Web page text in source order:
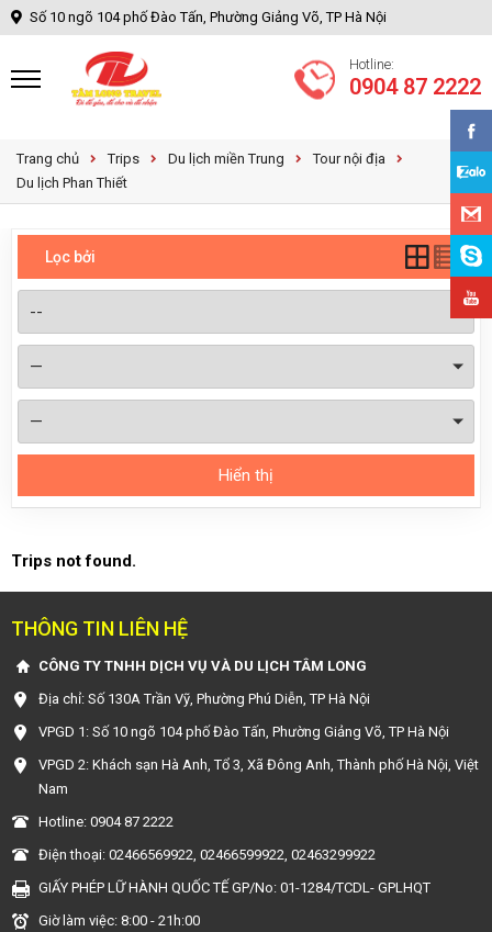
Số 10 ngõ 104 phố Đào Tấn, Phường Giảng Võ, TP Hà Nội
Hotline:
0904 87 2222
Trang chủ Trips Du lịch miền Trung
Tour nội địa
Du lịch Phan Thiết
Lọc bởi
Hiển thị
Trips not found.
THÔNG TIN LIÊN HỆ
CÔNG TY TNHH DỊCH VỤ VÀ DU LỊCH TÂM LONG
Địa chỉ: Số 130A Trần Vỹ, Phường Phú Diễn, TP Hà Nội
VPGD 1: Số 10 ngõ 104 phố Đào Tấn, Phường Giảng Võ, TP Hà Nội
VPGD 2: Khách sạn Hà Anh, Tổ 3, Xã Đông Anh, Thành phố Hà Nội, Việt
Nam
Hotline: 0904 87 2222
Điện thoại: 02466569922, 02466599922, 02463299922
GIẤY PHÉP LỮ HÀNH QUỐC TẾ GP/No: 01-1284/TCDL- GPLHQT
Giờ làm việc: 8:00 - 21h:00